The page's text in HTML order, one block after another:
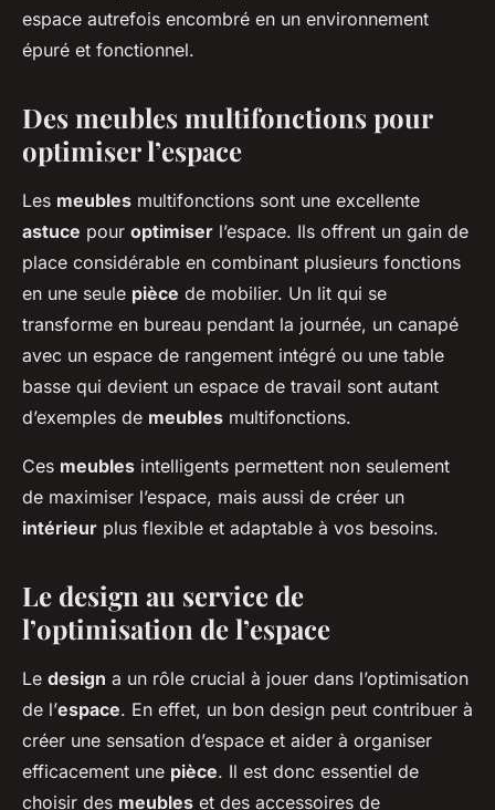
espace autrefois encombré en un environnement
épuré et fonctionnel.
Des meubles multifonctions pour
optimiser l’espace
Les meubles multifonctions sont une excellente
astuce pour optimiser l’espace. Ils offrent un gain de
place considérable en combinant plusieurs fonctions
en une seule pièce de mobilier. Un lit qui se
transforme en bureau pendant la journée, un canapé
avec un espace de rangement intégré ou une table
basse qui devient un espace de travail sont autant
d’exemples de meubles multifonctions.
Ces meubles intelligents permettent non seulement
de maximiser l’espace, mais aussi de créer un
intérieur plus flexible et adaptable à vos besoins.
Le design au service de
l’optimisation de l’espace
Le design a un rôle crucial à jouer dans l’optimisation
de l’espace. En effet, un bon design peut contribuer à
créer une sensation d’espace et aider à organiser
efficacement une pièce. Il est donc essentiel de
choisir des meubles et des accessoires de